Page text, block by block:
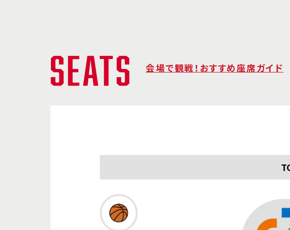
会場で観戦！おすすめ座席ガイド